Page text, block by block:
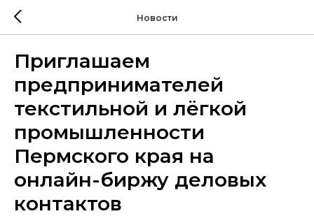
Новости
Приглашаем
предпринимателей
текстильной и лёгкой
промышленности
Пермского края на
онлайн-биржу деловых
контактов